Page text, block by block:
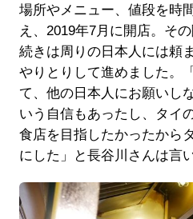
場所やメニュー、値段を時
え、2019年7月に開店。そ
続きは周りの日本人には頼
やりとりして進めました。
て、他の日本人にお願いし
いう自信もあったし、タイ
食店を目指したかったから
にした」と長谷川さんは言